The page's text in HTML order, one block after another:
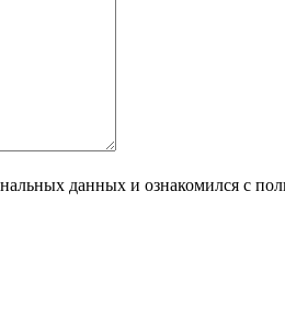
данных и ознакомился с